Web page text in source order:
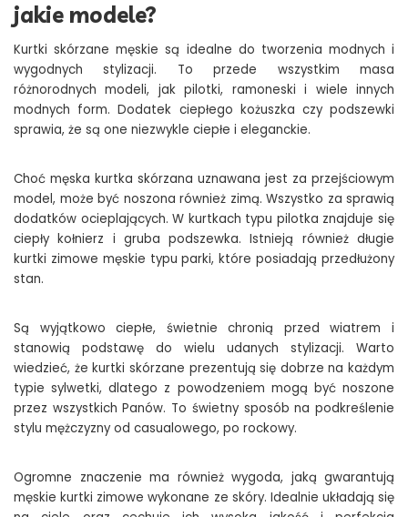
jakie modele?
Kurtki skórzane męskie są idealne do tworzenia modnych i
wygodnych stylizacji. To przede wszystkim masa
różnorodnych modeli, jak pilotki, ramoneski i wiele innych
modnych form. Dodatek ciepłego kożuszka czy podszewki
sprawia, że są one niezwykle ciepłe i eleganckie.
Choć męska kurtka skórzana uznawana jest za przejściowym
model, może być noszona również zimą. Wszystko za sprawią
dodatków ocieplających. W kurtkach typu pilotka znajduje się
ciepły kołnierz i gruba podszewka. Istnieją również długie
kurtki zimowe męskie typu parki, które posiadają przedłużony
stan.
Są wyjątkowo ciepłe, świetnie chronią przed wiatrem i
stanowią podstawę do wielu udanych stylizacji. Warto
wiedzieć, że kurtki skórzane prezentują się dobrze na każdym
typie sylwetki, dlatego z powodzeniem mogą być noszone
przez wszystkich Panów. To świetny sposób na podkreślenie
stylu mężczyzny od casualowego, po rockowy.
Ogromne znaczenie ma również wygoda, jaką gwarantują
męskie kurtki zimowe wykonane ze skóry. Idealnie układają się